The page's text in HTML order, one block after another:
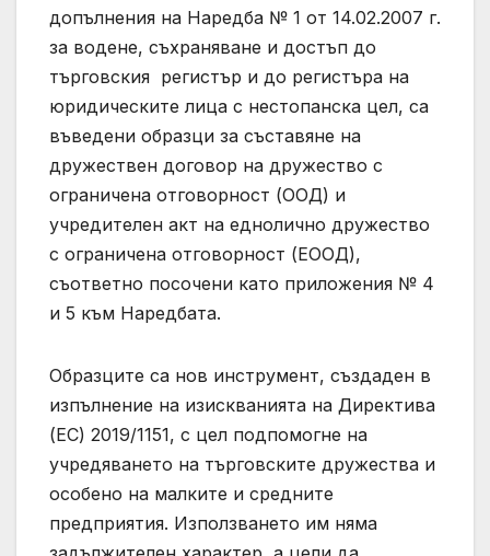
допълнения на Наредба № 1 от 14.02.2007 г.
за водене, съхраняване и достъп до
търговския регистър и до регистъра на
юридическите лица с нестопанска цел, са
въведени образци за съставяне на
дружествен договор на дружество с
ограничена отговорност (ООД) и
учредителен акт на еднолично дружество
с ограничена отговорност (ЕООД),
съответно посочени като приложения № 4
и 5 към Наредбата.
Образците са нов инструмент, създаден в
изпълнение на изискванията на Директива
(ЕС) 2019/1151, с цел подпомогне на
учредяването на търговските дружества и
особено на малките и средните
предприятия. Използването им няма